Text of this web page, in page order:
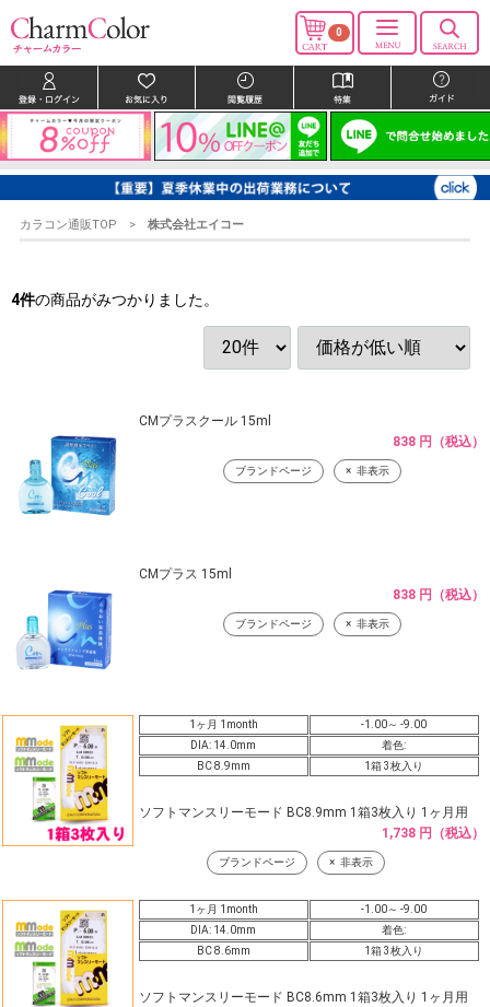
0
カラコン通販TOP 株式会社エイコー
4件の商品がみつかりました。
CMプラスクール 15ml
838 円（税込）
ブランドページ 非表示
CMプラス 15ml
838 円（税込）
ブランドページ 非表示
1ヶ月 1month
-1.00～ -9.00
DIA: 14.0mm
着色:
BC 8.9mm
1箱 3枚入り
ソフトマンスリーモード BC8.9mm 1箱3枚入り 1ヶ月用
1,738 円（税込）
ブランドページ 非表示
1ヶ月 1month
-1.00～ -9.00
DIA: 14.0mm
着色:
BC 8.6mm
1箱 3枚入り
ソフトマンスリーモード BC8.6mm 1箱3枚入り 1ヶ月用